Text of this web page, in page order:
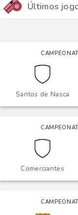
Últimos
Santos de Nasca
Comerciantes